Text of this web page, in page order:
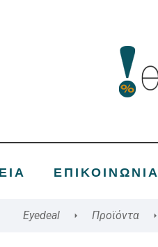
ΕΠΙΚΟΙΝΩΝΊΑ
Eyedeal Προϊόντα